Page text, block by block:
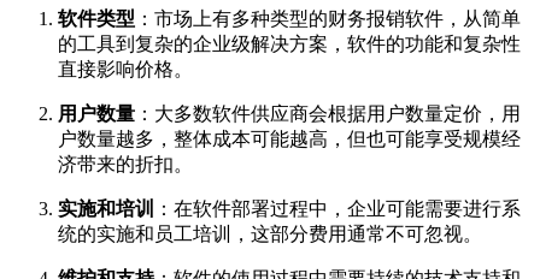
软件类型 ：市场上有多种类型的财务报销软件，从简单
的工具到复杂的企业级解决方案，软件的功能和复杂性
直接影响价格。
用户数量 ：大多数软件供应商会根据用户数量定价，用
户数量越多，整体成本可能越高，但也可能享受规模经
济带来的折扣。
实施和培训
：在软件部署过程中，企业可能需要进行系
统的实施和员工培训，这部分费用通常不可忽视。